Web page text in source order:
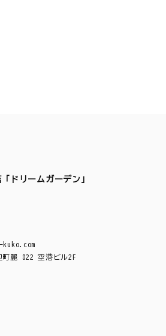
ドリームガーデン」
kuko.com
麗 822 空港ビル2F